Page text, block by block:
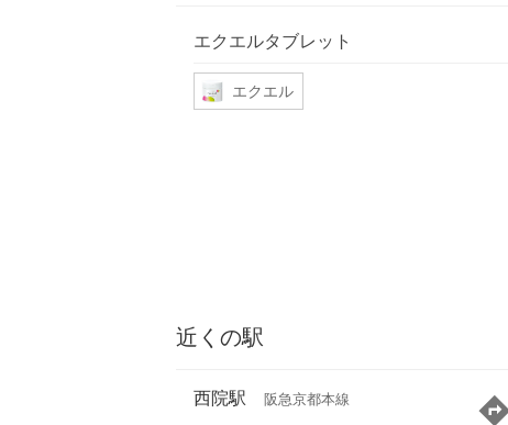
エクエルタブレット
エクエル
近くの駅
西院駅 阪急京都本線